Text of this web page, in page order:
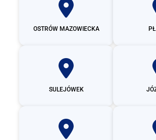
OSTRÓW MAZOWIECKA
SULEJÓWEK